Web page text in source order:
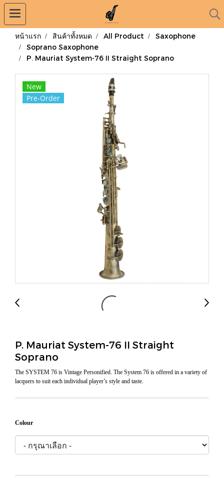
หน้าแรก สินค้าทั้งหมด All Product
Saxophone
Soprano Saxophone
P. Mauriat System-76 II Straight Soprano
New
Pre-Order
P. Mauriat System-76 II Straight
Soprano
The SYSTEM 76 is Vintage Personified. The System 76 is offered in a variety of
lacquers to suit each individual player’s style and taste.
Colour